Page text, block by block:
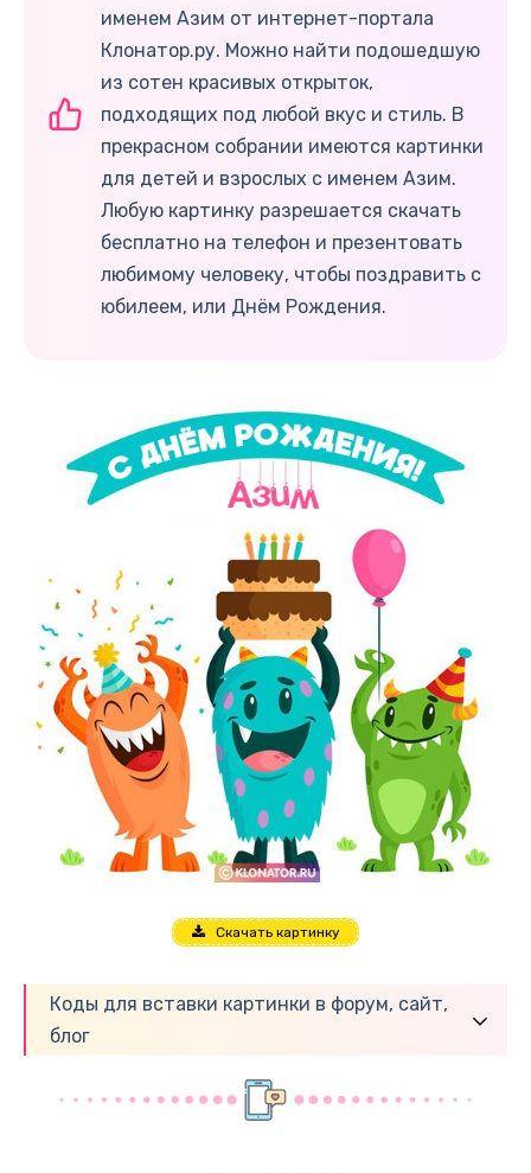
именем Азим от интернет-портала
Клонатор.ру. Можно найти подошедшую
из сотен красивых открыток,
подходящих под любой вкус и стиль. В
прекрасном собрании имеются картинки
для детей и взрослых с именем Азим.
Любую картинку разрешается скачать
бесплатно на телефон и презентовать
любимому человеку, чтобы поздравить с
юбилеем, или Днём Рождения.
Скачать картинку
Коды для вставки картинки в форум, сайт,
блог